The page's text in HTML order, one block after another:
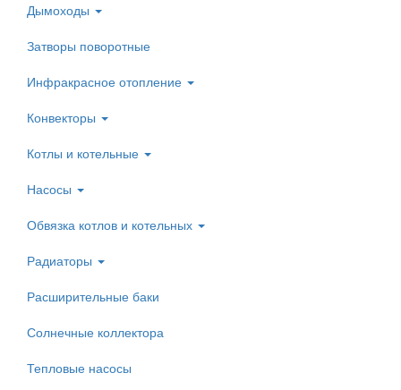
Дымоходы
Затворы поворотные
Инфракрасное отопление
Конвекторы
Котлы и котельные
Насосы
Обвязка котлов и котельных
Радиаторы
Расширительные баки
Солнечные коллектора
Тепловые насосы